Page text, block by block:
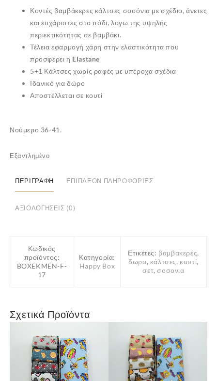
Κοντές βαμβάκερες κάλτσες σοσόνια με σχέδιο, άνετες
και ευχάριστες στο πόδι, λογω της υψηλής
περιεκτικότητας σε βαμβάκι.
Τέλεια εφαρμογή χάρη στην ελαστικότητα που
προσφέρει η Elastane
5+1 Κάλτσες χωρίς ραφές με υπέροχα σχέδια
Ιδανικό για δώρο
Αποστέλλεται σε κουτί
Νούμερο 36-41.
Εξαντλημένο
ΠΕΡΙΓΡΑΦΉ ΕΠΙΠΛΈΟΝ ΠΛΗΡΟΦΟΡΊΕΣ
ΑΞΙΟΛΟΓΉΣΕΙΣ (0)
Κωδικός
προϊόντος:
BOXEKMEN-F-
17
Κατηγορία:
Happy Box
Ετικέτες: βαμβακερές,
δωρο, κάλτσες, κουτί,
σετ,σοσονια
Σχετικά Προϊόντα